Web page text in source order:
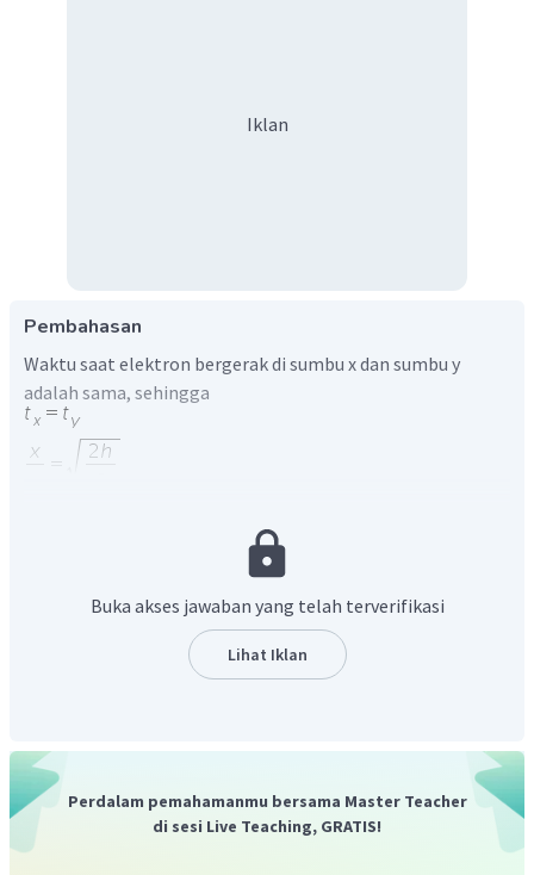
Iklan
Pembahasan
Waktu saat elektron bergerak di sumbu x dan sumbu y
adalah sama, sehingga
Buka akses jawaban yang telah terverifikasi
Lihat Iklan
Perdalam pemahamanmu bersama Master Teacher
di sesi Live Teaching, GRATIS!